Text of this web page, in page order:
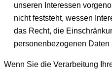
unseren Interessen
nicht feststeht, wessen
das Recht, die
personenbezogenen Daten
Wenn Sie die Verarbeitung